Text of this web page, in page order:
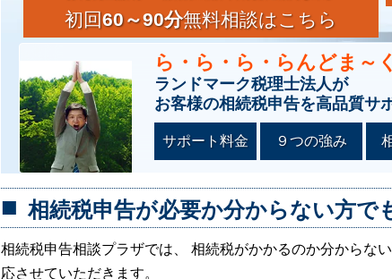
初回60～90分無料相談はこちら
ら・ら・ら・らんどま～
ランドマーク税理士法人が
お客様の相続税申告を高品質サ
サポート料金 ９つの強み
相続税申告が必要か分からない方で
相続税申告相談プラザでは、 相続税がかかるのか分からな
応させていただきます。